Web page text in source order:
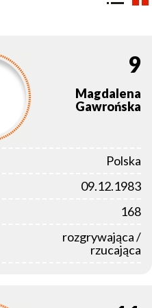
9
Magdalena
Gawrońska
Polska
09.12.1983
168
rozgrywająca /
rzucająca